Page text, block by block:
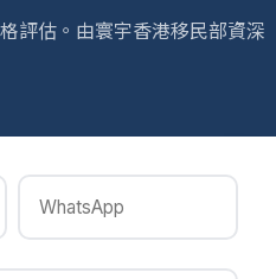
評估。由寰宇香港移民部資深